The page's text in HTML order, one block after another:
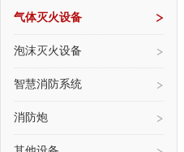
气体灭火设备
泡沫灭火设备
智慧消防系统
消防炮